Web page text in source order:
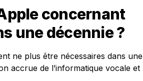
concernant
une décennie ?
ne plus être nécessaires dans une
accrue de l’informatique vocale et